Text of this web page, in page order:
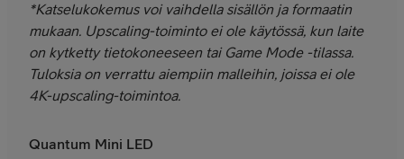
*Katselukokemus voi vaihdella sisällön ja formaatin
mukaan. Upscaling-toiminto ei ole käytössä, kun laite
on kytketty tietokoneeseen tai Game Mode -tilassa.
Tuloksia on verrattu aiempiin malleihin, joissa ei ole
4K-upscaling-toimintoa.
Quantum Mini LED